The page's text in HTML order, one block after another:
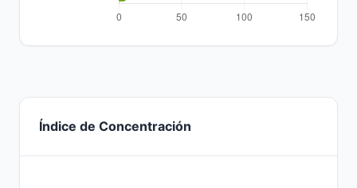
Índice de Concentración